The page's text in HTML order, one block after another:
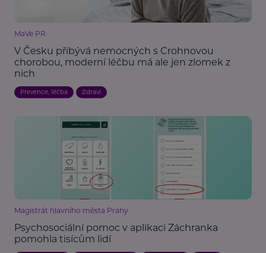
MaVe PR
V Česku přibývá nemocných s Crohnovou
chorobou, moderní léčbu má ale jen zlomek z
nich
Prevence, léčba Zdraví
Magistrát hlavního města Prahy
Psychosociální pomoc v aplikaci Záchranka
pomohla tisícům lidí